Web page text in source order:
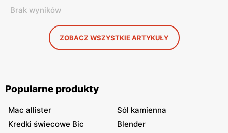
Brak wyników
ZOBACZ WSZYSTKIE ARTYKUŁY
Popularne produkty
Mac allister
Sól kamienna
Kredki świecowe Bic
Blender